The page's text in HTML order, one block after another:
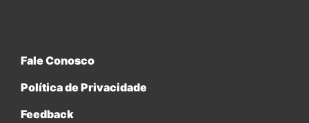
Fale Conosco
Política de Privacidade
Feedback